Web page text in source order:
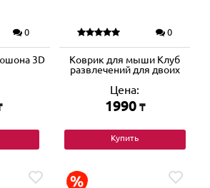
0
3D
0
Коврик для мыши Клуб
развлечений для двоих
Цена:
1990 ₸
Купить